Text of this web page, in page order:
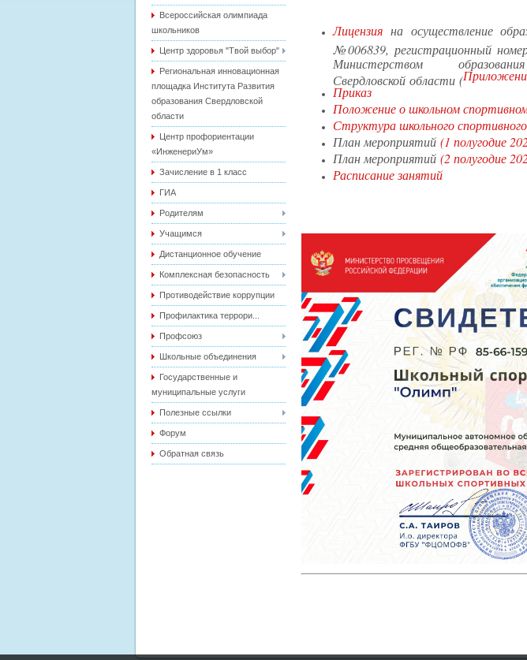
Всероссийская олимпиада
школьников
Центр здоровья "Твой выбор"
Региональная инновационная
площадка Института Развития
образования Свердловской
области
Центр профориентации
«ИнженериУм»
Зачисление в 1 класс
ГИА
Родителям
Учащимся
Дистанционное обучение
Комплексная безопасность
Противодействие коррупции
Профилактика террори...
Профсоюз
Школьные объединения
Государственные и
муниципальные услуги
Полезные ссылки
Форум
Обратная связь
Лицензияна осуществление
№006839, регистрационный
Министерством
Свердловской области (
Приказ
Положение о школьном
Структура школьного
План мероприятий (1 полугодие
План мероприятий (2 полугодие
Расписание занятий